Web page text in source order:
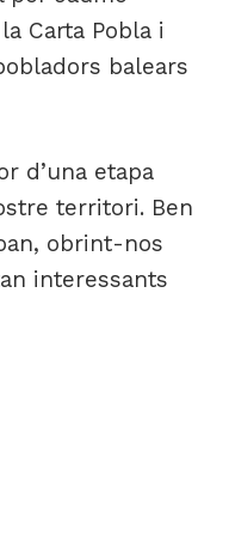
Carta Pobla i
balears
d’una etapa
territori. Ben
obrint-nos
interessants